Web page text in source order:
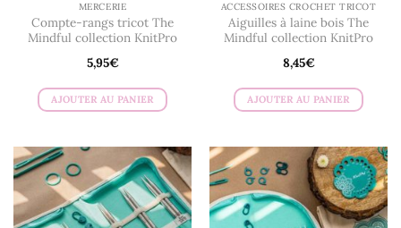
MERCERIE
Compte-rangs tricot The
Mindful collection KnitPro
5,95€
AJOUTER AU PANIER
ACCESSOIRES CROCHET TRICOT
Aiguilles à laine bois The
Mindful collection KnitPro
8,45€
AJOUTER AU PANIER